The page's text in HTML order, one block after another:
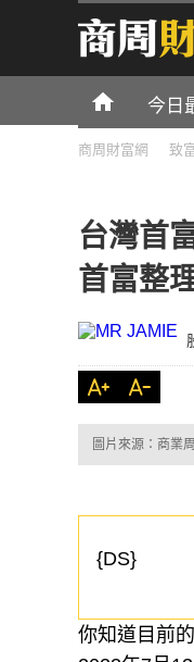
今日
商周財富網 致
台灣首
首富整
圖片來源：商業
{DS}
你知道目前